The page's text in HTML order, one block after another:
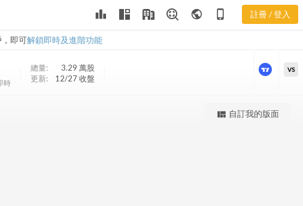
leaderboard public phone_iphone 註冊 / 登入
即可解鎖即時及進階功能
PHT 股價K線
時
總量: 3.29 萬股
更新:
12/27 收盤
更強大的進階價量圖表
VS
view_quilt 自訂我的版面